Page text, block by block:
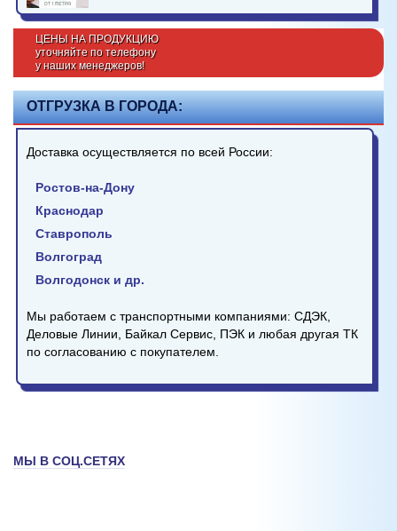
ЦЕНЫ НА ПРОДУКЦИЮ
уточняйте по телефону
у наших менеджеров!
ОТГРУЗКА В ГОРОДА:
Доставка осуществляется по всей России:
Ростов-на-Дону
Краснодар
Ставрополь
Волгоград
Волгодонск и др.
Мы работаем с транспортными компаниями: СДЭК,
Деловые Линии, Байкал Сервис, ПЭК и любая другая ТК
по согласованию с покупателем.
МЫ В СОЦ.СЕТЯХ